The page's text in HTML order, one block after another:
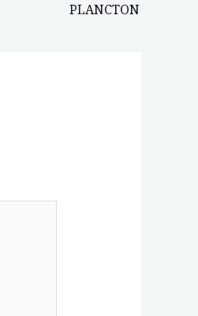
PLANCTON